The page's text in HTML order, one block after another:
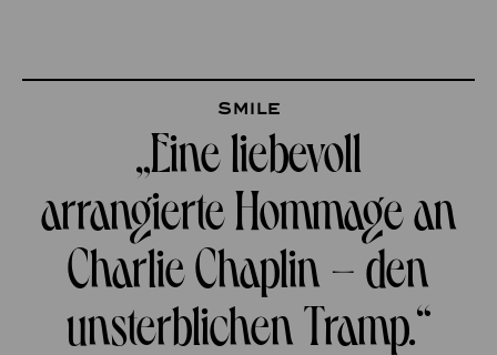
Smile
„Eine liebevoll
arrangierte Hommage an
Charlie Chaplin – den
unsterblichen Tramp.“